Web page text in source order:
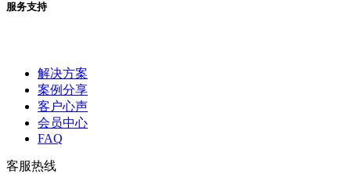
服务支持
解决方案
案例分享
客户心声
会员中心
FAQ
客服热线